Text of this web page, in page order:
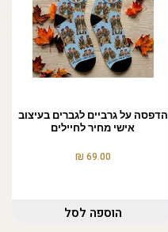
הדפסה על גרביים לגברים בעיצוב
אישי מחיר לחיילים
69.00
₪
הוספה לסל